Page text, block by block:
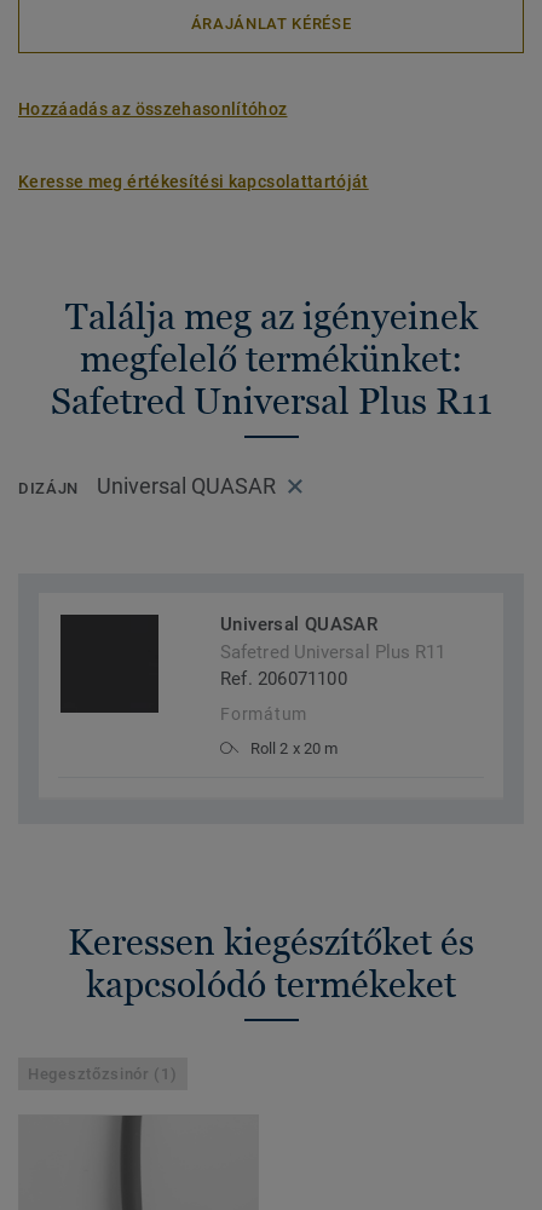
ÁRAJÁNLAT KÉRÉSE
Hozzáadás az összehasonlítóhoz
Keresse meg értékesítési kapcsolattartóját
Találja meg az igényeinek
megfelelő termékünket:
Safetred Universal Plus R11
DIZÁJN Universal QUASAR
Universal QUASAR
Safetred Universal Plus R11
Ref. 206071100
Formátum
Roll 2 x 20 m
Keressen kiegészítőket és
kapcsolódó termékeket
Hegesztőzsinór (1)